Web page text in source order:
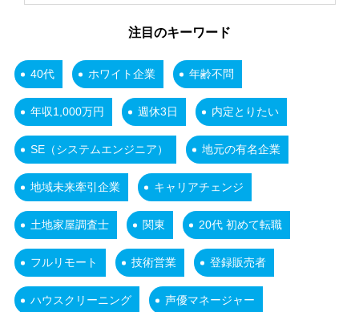
注目のキーワード
40代 ホワイト企業 年齢不問
年収1,000万円 週休3日 内定とりたい
SE（システムエンジニア） 地元の有名企業
地域未来牽引企業 キャリアチェンジ
土地家屋調査士 関東 20代 初めて転職
フルリモート 技術営業 登録販売者
ハウスクリーニング 声優マネージャー